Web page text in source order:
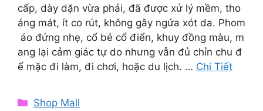
cấp, dày dặn vừa phải, đã được xử lý mềm, tho
áng mát, ít co rút, không gây ngứa xót da. Phom
áo đứng nhẹ, cổ bẻ cổ điển, khuy đồng màu, m
ang lại cảm giác tự do nhưng vẫn đủ chỉn chu đ
ể mặc đi làm, đi chơi, hoặc du lịch. … Chi Tiết
Categories
Shop Mall